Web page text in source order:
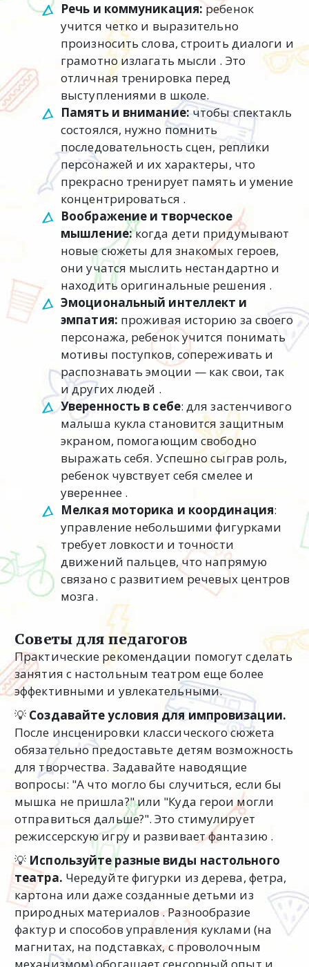
Речь и коммуникация:ребенок
учится четко и выразительно
произносить слова, строить диалоги и
грамотно излагать мысли . Это
отличная тренировка перед
выступлениями в школе.
Память и внимание:чтобы спектакль
состоялся, нужно помнить
последовательность сцен, реплики
персонажей и их характеры, что
прекрасно тренирует память и умение
концентрироваться .
Воображение и творческое
мышление:когда дети придумывают
новые сюжеты для знакомых героев,
они учатся мыслить нестандартно и
находить оригинальные решения .
Эмоциональный интеллект и
эмпатия: проживая историю за своего
персонажа, ребенок учится понимать
мотивы поступков, сопереживать и
распознавать эмоции — как свои, так
и других людей .
Уверенность в себе: для застенчивого
малыша кукла становится защитным
экраном, помогающим свободно
выражать себя. Успешно сыграв роль,
ребенок чувствует себя смелее и
увереннее .
Мелкая моторика и координация:
управление небольшими фигурками
требует ловкости и точности
движений пальцев, что напрямую
связано с развитием речевых центров
мозга.
Советы для педагогов
Практические рекомендации помогут сделать
занятия с настольным театром еще более
эффективными и увлекательными.
💡 Создавайте условия для импровизации.
После инсценировки классического сюжета
обязательно предоставьте детям возможность
для творчества. Задавайте наводящие
вопросы: "А что могло бы случиться, если бы
мышка не пришла?" или "Куда герои могли
отправиться дальше?". Это стимулирует
режиссерскую игру и развивает фантазию .
💡 Используйте разные виды настольного
театра. Чередуйте фигурки из дерева, фетра,
картона или даже созданные детьми из
природных материалов . Разнообразие
фактур и способов управления куклами (на
магнитах, на подставках, с проволочным